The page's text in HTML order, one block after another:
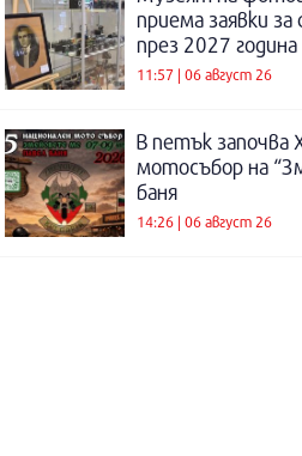
приема заявки
през 2027 година
11:57 | 06 август 26
В петък започва
мотосъбор на
баня
14:26 | 06 август 26